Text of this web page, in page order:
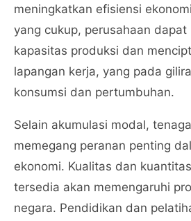
meningkatkan efisiensi
yang cukup, perusahaan dapat
kapasitas produksi dan
lapangan kerja, yang pada
konsumsi dan pertumbuhan.
Selain akumulasi modal,
memegang peranan penting
ekonomi. Kualitas dan
tersedia akan memengaruhi
negara. Pendidikan dan